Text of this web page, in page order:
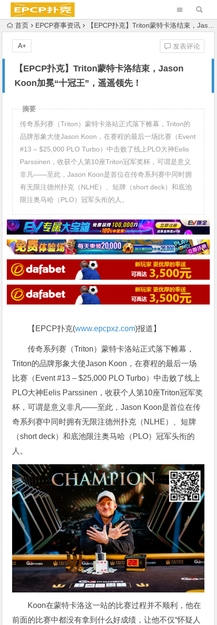
首页 EPCP赛事资讯 【EPCP扑克】Triton蒙特卡洛结束，Jason Koon加冕“十冠王”，遥遥领先！
【EPCP扑克】Triton蒙特卡洛结束，Jason
Koon加冕“十冠王”，遥遥领先！
发表评论
A+
摘要
传奇系列赛（Triton）蒙特卡洛站正式落下帷幕，Triton的
品牌形象大使Jason Koon，在赛程的最后一场比赛（Event
#13 – $25,000 PLO Turbo）中击败了线上PLO大神Eelis
Parssinen，收获个人第10座Triton冠军奖杯，可谓是意义
非凡——至此，Jason Koon是首位在传奇系列赛中同时拥
有无限注德州扑克（NLHE）、短牌（short deck）和底池
限注奥马哈（PLO）冠军头衔的人。
【EPCP扑克(www.epcpxz.com)报道】
传奇系列赛（Triton）蒙特卡洛站正式落下帷幕，
Triton的品牌形象大使Jason Koon，在赛程的最后一场
比赛（Event #13 – $25,000 PLO Turbo）中击败了线上
PLO大神Eelis Parssinen，收获个人第10座Triton冠军奖
杯，可谓是意义非凡——至此，Jason Koon是首位在传
奇系列赛中同时拥有无限注德州扑克（NLHE）、短牌
（short deck）和底池限注奥马哈（PLO）冠军头衔的
人。
Koon在蒙特卡洛这一站的比赛过程并不顺利，他在
前面的比赛中都没有拿到什么好成绩，让他不仅“怀疑人